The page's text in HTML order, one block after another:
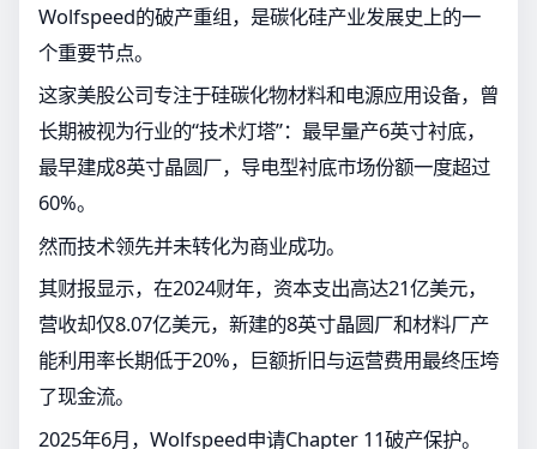
Wolfspeed的破产重组，是碳化硅产业发展史上的一
个重要节点。
这家美股公司专注于硅碳化物材料和电源应用设备，曾
长期被视为行业的“技术灯塔”：最早量产6英寸衬底，
最早建成8英寸晶圆厂，导电型衬底市场份额一度超过
60%。
然而技术领先并未转化为商业成功。
其财报显示，在2024财年，资本支出高达21亿美元，
营收却仅8.07亿美元，新建的8英寸晶圆厂和材料厂产
能利用率长期低于20%，巨额折旧与运营费用最终压垮
了现金流。
2025年6月，Wolfspeed申请Chapter 11破产保护。